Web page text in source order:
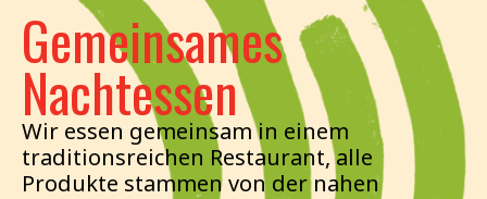
Gemeinsames
Nachtessen
Wir essen gemeinsam in einem
traditionsreichen Restaurant, alle
Produkte stammen von der nahen